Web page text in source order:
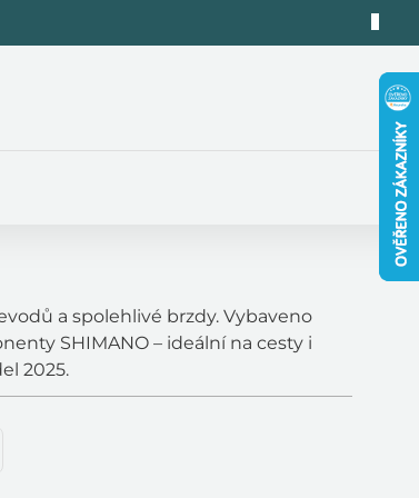
a spolehlivé brzdy. Vybaveno
SHIMANO – ideální na cesty i
2025.